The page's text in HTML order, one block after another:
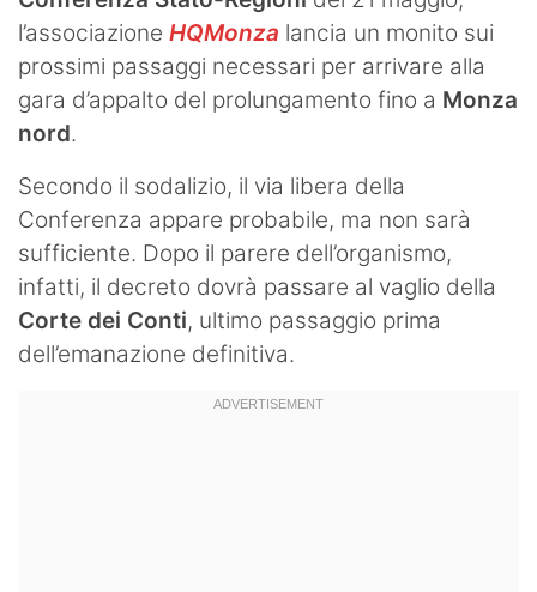
l’associazione HQMonza lancia un monito sui
prossimi passaggi necessari per arrivare alla
gara d’appalto del prolungamento fino a Monza
nord.
Secondo il sodalizio, il via libera della
Conferenza appare probabile, ma non sarà
sufficiente. Dopo il parere dell’organismo,
infatti, il decreto dovrà passare al vaglio della
Corte dei Conti, ultimo passaggio prima
dell’emanazione definitiva.